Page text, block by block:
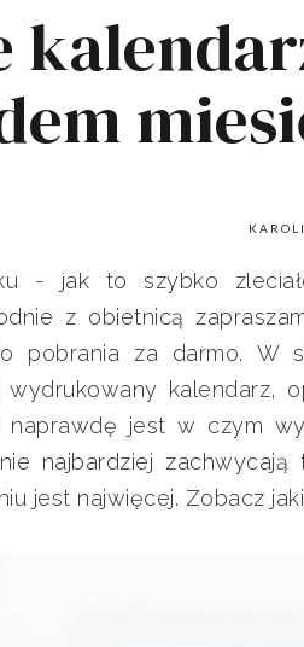
- jak to szybko
z obietnicą
pobrania za darmo. W
wydrukowany
naprawdę jest w czym
najbardziej
jest najwięcej. Zobacz